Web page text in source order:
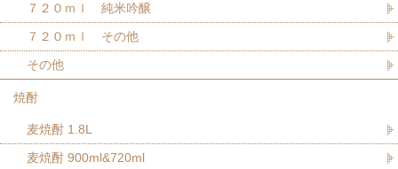
７２０ｍｌ 純米吟醸
７２０ｍｌ その他
その他
焼酎
麦焼酎 1.8L
麦焼酎 900ml&720ml